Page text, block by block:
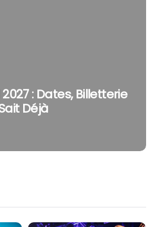
: Dates, Billetterie
Déjà